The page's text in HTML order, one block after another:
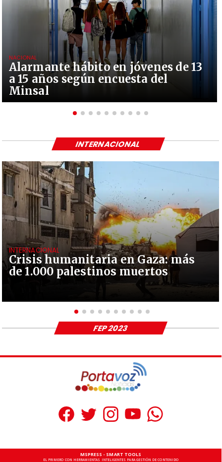
Alarmante hábito en jóvenes de 13
a 15 años según encuesta del
Minsal
NACIONAL
Crisis humanitaria en Gaza: más
de 1.000 palestinos muertos
INTERNACIONAL
INTERNACIONAL
FEP 2023
MSPRESS - SMART TOOLS
EL PRIMERO CON HERRAMIENTAS INTELIGENTES PARA GESTIÓN DE CONTENIDO